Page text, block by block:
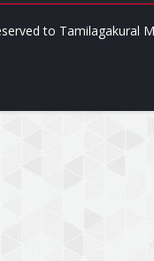
to Tamilagakural